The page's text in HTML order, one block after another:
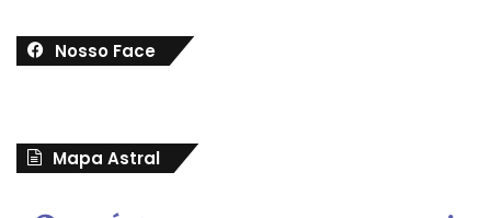
Nosso Face
Mapa Astral